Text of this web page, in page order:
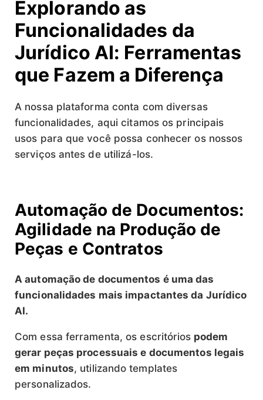
Explorando as
Funcionalidades da
Jurídico AI: Ferramentas
que Fazem a Diferença
A nossa plataforma conta com diversas
funcionalidades, aqui citamos os principais
usos para que você possa conhecer os nossos
serviços antes de utilizá-los.
Automação de Documentos:
Agilidade na Produção de
Peças e Contratos
A automação de documentos é uma das
funcionalidades mais impactantes da Jurídico
AI.
Com essa ferramenta, os escritórios podem
gerar peças processuais e documentos legais
em minutos, utilizando templates
personalizados.